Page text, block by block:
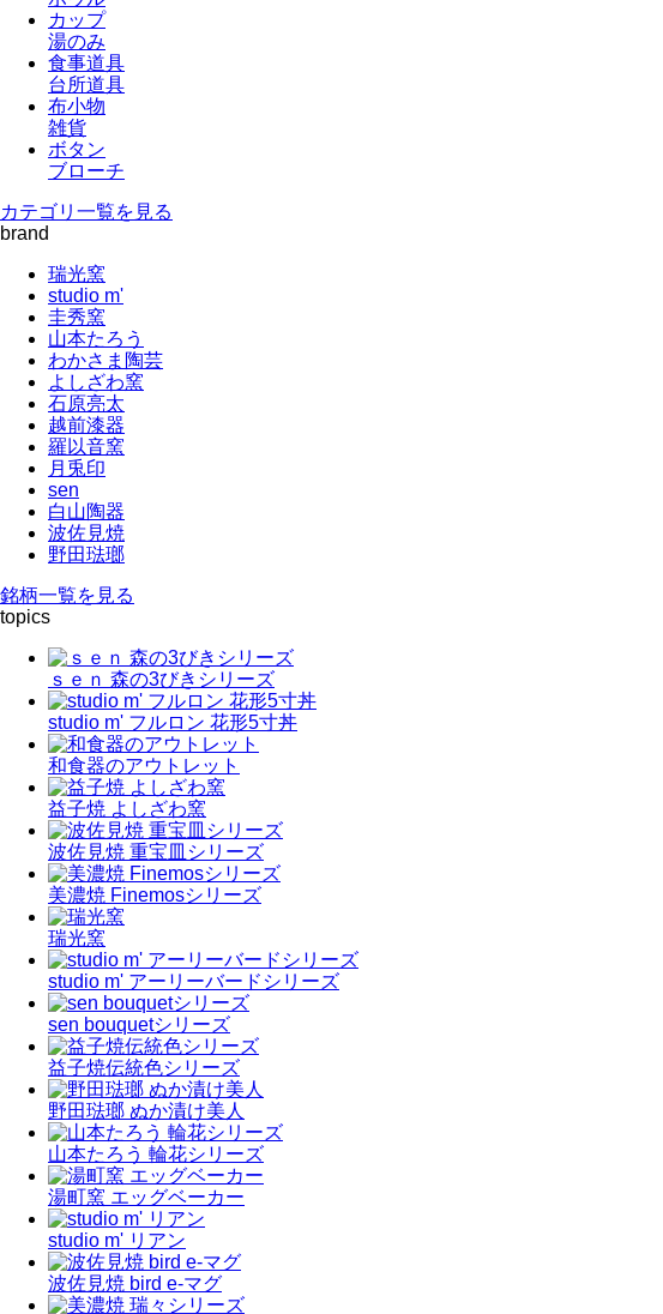
カップ
湯のみ
食事道具
台所道具
布小物
雑貨
ボタン
ブローチ
カテゴリ一覧を見る
brand
瑞光窯
studio m'
圭秀窯
山本たろう
わかさま陶芸
よしざわ窯
石原亮太
越前漆器
羅以音窯
月兎印
sen
白山陶器
波佐見焼
野田琺瑯
銘柄一覧を見る
topics
ｓｅｎ 森の3びきシリーズ
studio m' フルロン 花形5寸丼
和食器のアウトレット
益子焼 よしざわ窯
波佐見焼 重宝皿シリーズ
美濃焼 Finemosシリーズ
瑞光窯
studio m' アーリーバードシリーズ
sen bouquetシリーズ
益子焼伝統色シリーズ
野田琺瑯 ぬか漬け美人
山本たろう 輪花シリーズ
湯町窯 エッグベーカー
studio m' リアン
波佐見焼 bird e-マグ